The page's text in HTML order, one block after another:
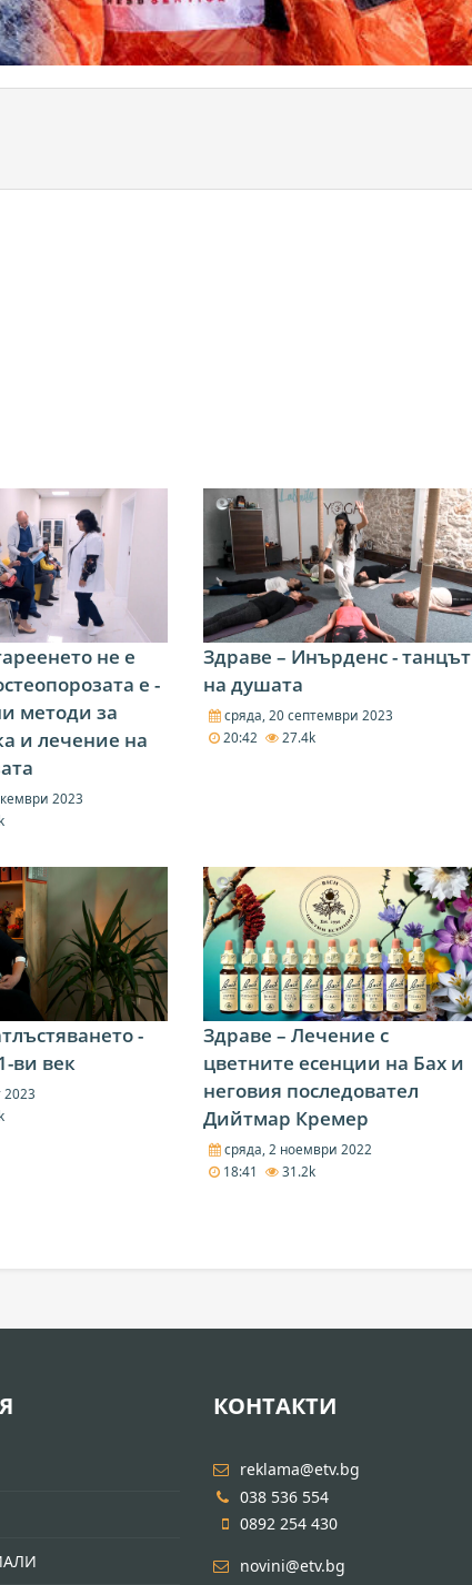
не е
е -
методи за
и лечение на
2023
Здраве – Инърденс - танцът
на душата
сряда, 20 септември 2023
20:42
27.4k
-
ви век
2023
Здраве – Лечение с
цветните есенции на Бах и
неговия последовател
Дийтмар Кремер
сряда, 2 ноември 2022
18:41
31.2k
КОНТАКТИ
reklama@etv.bg
038 536 554
0892 254 430
novini@etv.bg